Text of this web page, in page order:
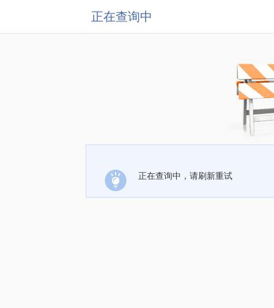
正在查询中
正在查询中，请刷新重试